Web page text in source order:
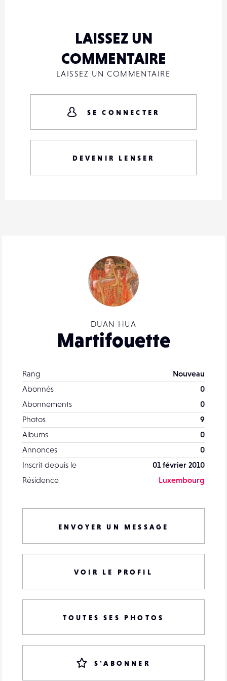
DUAN HUA
Martifouette
Rang
Nouveau
Abonnés
0
Abonnements
0
Photos
9
Albums
0
Annonces
0
Inscrit depuis le
01 février 2010
Résidence
Luxembourg
ENVOYER UN MESSAGE
VOIR LE PROFIL
TOUTES SES PHOTOS
S'ABONNER
LAISSEZ UN
COMMENTAIRE
LAISSEZ UN COMMENTAIRE
SE CONNECTER
DEVENIR LENSER